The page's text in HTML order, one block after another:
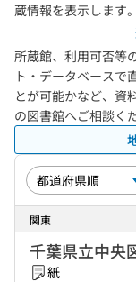
蔵情報を表示します。
所蔵館、利用可否等
ト・データベースで
とが可能かなど、資
の図書館へご相談く
関東
千葉県立中央
紙